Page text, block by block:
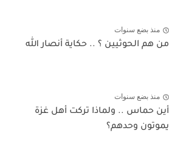
منذ بضع سنوات
من هم الحوثيين ؟ .. حكاية أنصار الله
منذ بضع سنوات
أين حماس .. ولماذا تركت أهل غزة
يموتون وحدهم؟